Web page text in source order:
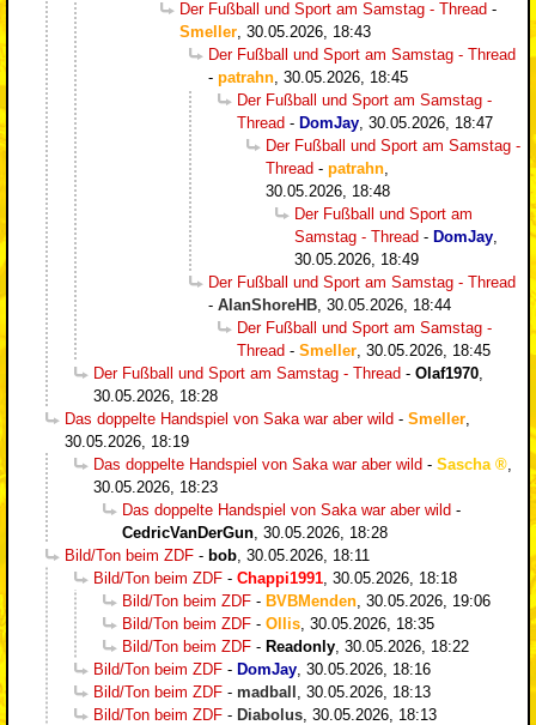
Der Fußball und Sport am Samstag - Thread -
Smeller 30.05.2026, 18:43
Der Fußball und Sport am Samstag - Thread
- patrahn 30.05.2026, 18:45
Der Fußball und Sport am Samstag -
Thread - DomJay 30.05.2026, 18:47
Der Fußball und Sport am Samstag -
Thread - patrahn
30.05.2026, 18:48
Der Fußball und Sport am
Samstag - Thread - DomJay
30.05.2026, 18:49
Der Fußball und Sport am Samstag - Thread
- AlanShoreHB 30.05.2026, 18:44
Der Fußball und Sport am Samstag -
Thread - Smeller 30.05.2026, 18:45
Der Fußball und Sport am Samstag - Thread - Olaf1970
30.05.2026, 18:28
Das doppelte Handspiel von Saka war aber wild - Smeller
30.05.2026, 18:19
Das doppelte Handspiel von Saka war aber wild - Sascha
30.05.2026, 18:23
Das doppelte Handspiel von Saka war aber wild -
CedricVanDerGun 30.05.2026, 18:28
Bild/Ton beim ZDF - bob 30.05.2026, 18:11
Bild/Ton beim ZDF - Chappi1991 30.05.2026, 18:18
Bild/Ton beim ZDF - BVBMenden 30.05.2026, 19:06
Bild/Ton beim ZDF - Ollis 30.05.2026, 18:35
Bild/Ton beim ZDF - Readonly 30.05.2026, 18:22
Bild/Ton beim ZDF - DomJay 30.05.2026, 18:16
Bild/Ton beim ZDF - madball
30.05.2026, 18:13
Bild/Ton beim ZDF - Diabolus 30.05.2026, 18:13